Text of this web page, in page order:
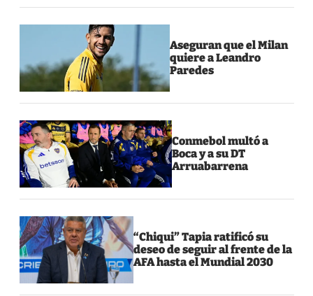
Aseguran que el Milan
quiere a Leandro
Paredes
Conmebol multó a
Boca y a su DT
Arruabarrena
“Chiqui” Tapia ratificó su
deseo de seguir al frente de la
AFA hasta el Mundial 2030